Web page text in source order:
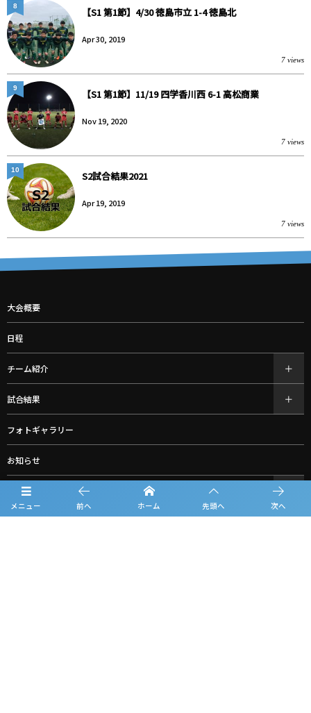
【S1 第1節】4/30 徳島市立 1-4 徳島北
Apr 30, 2019
7 views
8
【S1 第1節】11/19 四学香川西 6-1 高松商業
Nov 19, 2020
7 views
9
S2試合結果2021
Apr 19, 2019
7 views
10
メニュー 前へ ホーム 先頭へ 次へ
大会概要
日程
チーム紹介
試合結果
フォトギャラリー
お知らせ
ルーキーリーグ一覧